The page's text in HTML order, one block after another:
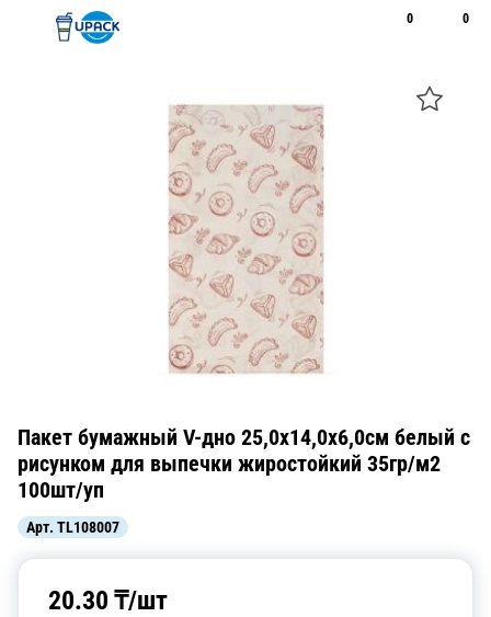
0 0
Пакет бумажный V-дно 25,0х14,0х6,0см белый с
рисунком для выпечки жиростойкий 35гр/м2
100шт/уп
Арт. TL108007
20.30 ₸/шт